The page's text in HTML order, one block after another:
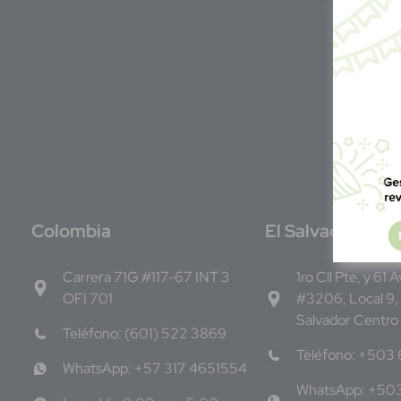
Colombia
Carrera 71G #117-67 INT 3
OFI 701
Teléfono: (601) 522 3869
WhatsApp: +57 317 4651554
El Salvador
1ro Cll Pte, y 61
#3206, Local 9,
Salvador Centro
Teléfono: +503
WhatsApp: